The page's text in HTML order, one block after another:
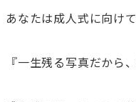
あなたは成人式に向け
『一生残る写真だから